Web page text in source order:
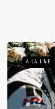
A LA UNE